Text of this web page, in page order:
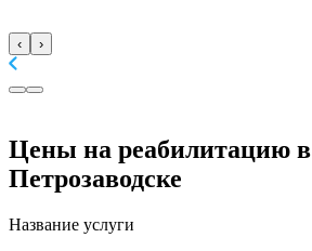
‹ ›
Цены на реабилитацию в
Петрозаводске
Название услуги